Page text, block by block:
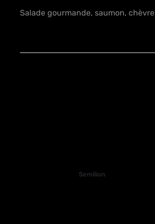
Salade gourmande, saumon, chèvre
Semilion